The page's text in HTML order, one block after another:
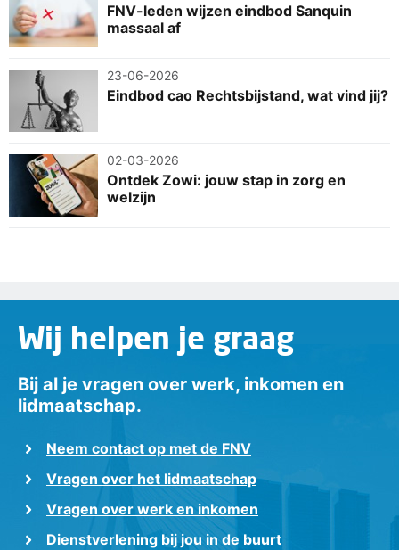
FNV-leden wijzen eindbod Sanquin
massaal af
23-06-2026
Eindbod cao Rechtsbijstand, wat vind jij?
02-03-2026
Ontdek Zowi: jouw stap in zorg en
welzijn
Wij helpen je graag
Bij al je vragen over werk, inkomen en
lidmaatschap.
Neem contact op met de FNV
Vragen over het lidmaatschap
Vragen over werk en inkomen
Dienstverlening bij jou in de buurt